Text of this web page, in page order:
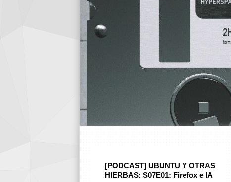
[PODCAST] UBUNTU Y OTRAS
HIERBAS: S07E01: Firefox e IA